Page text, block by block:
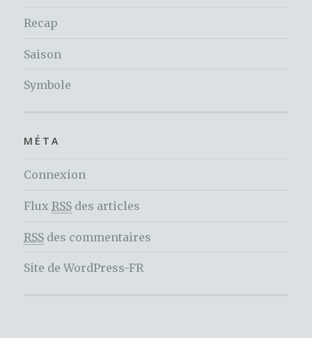
Recap
Saison
Symbole
MÉTA
Connexion
Flux RSS des articles
RSS des commentaires
Site de WordPress-FR